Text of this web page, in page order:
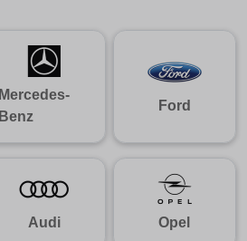
Mercedes-
Benz
Ford
Audi Opel